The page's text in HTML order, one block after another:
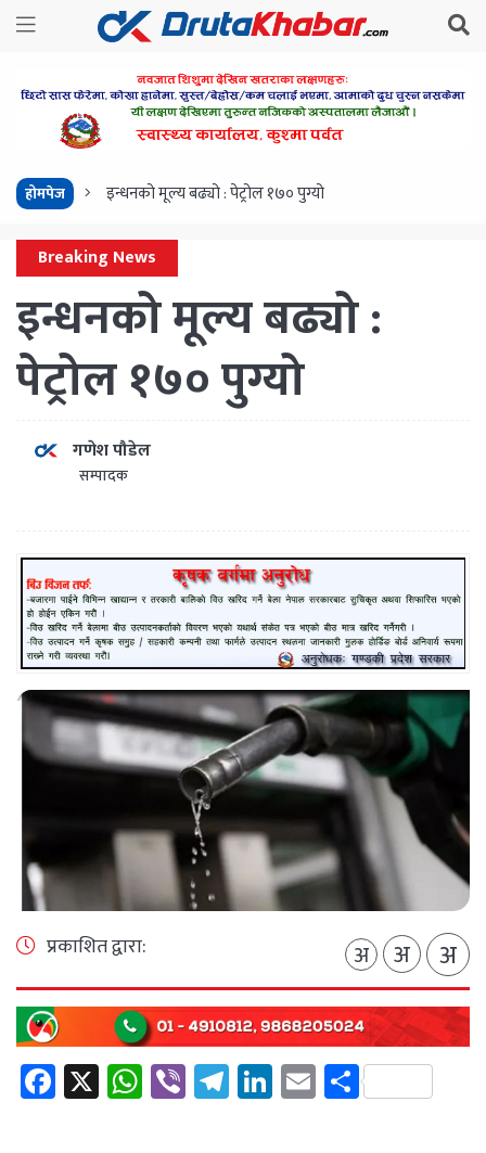
होमपेज इन्धनको मूल्य बढ्यो : पेट्रोल १७० पुग्यो
Breaking News
इन्धनको मूल्य बढ्यो :
पेट्रोल १७० पुग्यो
गणेश पौडेल
सम्पादक
प्रकाशित द्वारा: अ अ अ
Facebook
X WhatsApp
ViberTelegram
LinkedIn
EmailShare